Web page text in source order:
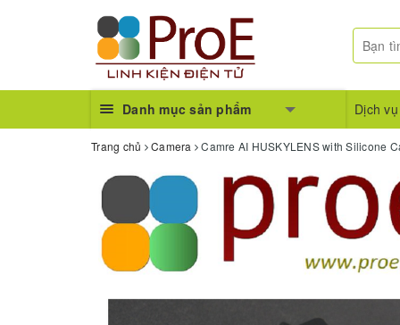
Danh mục sản phẩm Dịch
Trang chủ Camera Camre AI HUSKYLENS with Silicone